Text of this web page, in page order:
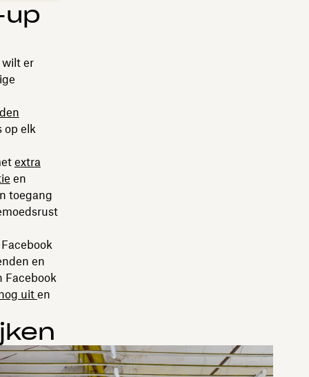
up
wilt er
op elk
extra
en
toegang
en
Facebook
uiten